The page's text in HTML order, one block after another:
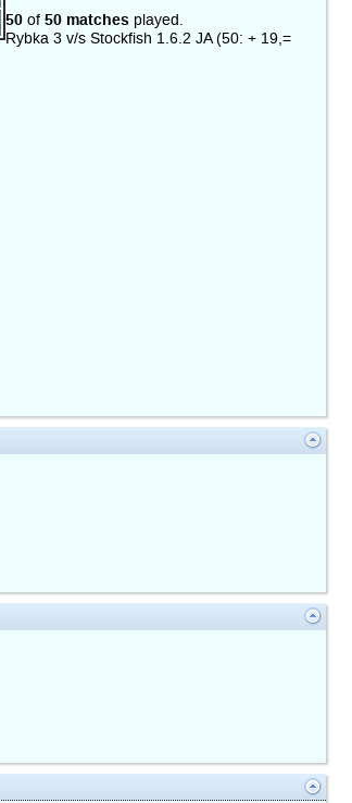
50of 50 matchesplayed.
Rybka 3 v/s Stockfish 1.6.2 JA (50: + 19,=